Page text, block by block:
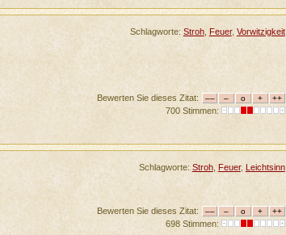
Schlagworte: Stroh, Feuer, Vorwitzigkeit
Bewerten Sie dieses Zitat:
700 Stimmen:
Schlagworte: Stroh,Feuer, Leichtsinn
Bewerten Sie dieses Zitat:
698 Stimmen: